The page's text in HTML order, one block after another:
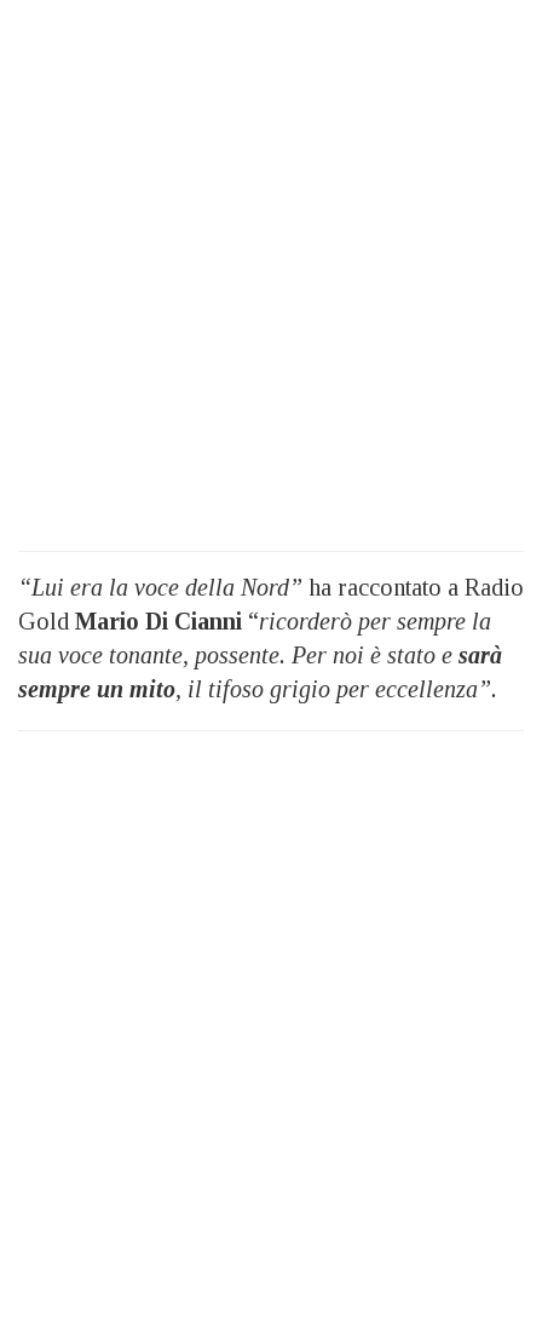
“Lui era la voce della Nord” ha raccontato a Radio
Gold Mario Di Cianni “ricorderò per sempre la
sua voce tonante, possente. Per noi è stato e sarà
sempre un mito, il tifoso grigio per eccellenza”.